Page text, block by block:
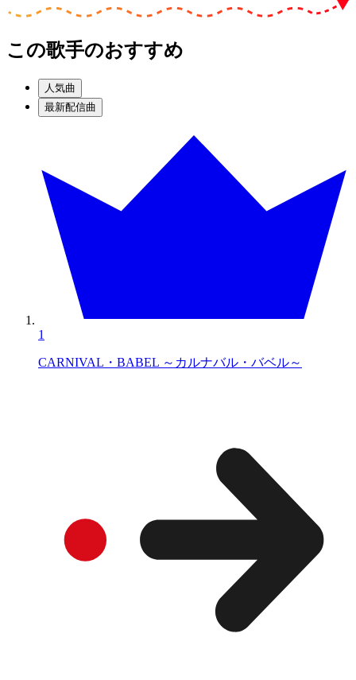
この歌手のおすすめ
人気曲
最新配信曲
1
CARNIVAL・BABEL ～カルナバル・バベル～